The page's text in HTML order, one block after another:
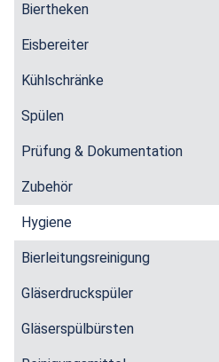
Biertheken
Eisbereiter
Kühlschränke
Spülen
Prüfung & Dokumentation
Zubehör
Hygiene
Bierleitungsreinigung
Gläserdruckspüler
Gläserspülbürsten